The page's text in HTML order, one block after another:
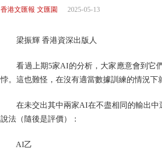
香港文匯報 文匯園 2025-05-13
梁振輝 香港資深出版人
看過上期5家AI的分析，大家應意會到它
悖。這也難怪，在沒有適當數據訓練的情況下
在未交出其中兩家AI在不盡相同的輸出中
說法（隨後是評價）：
AI乙